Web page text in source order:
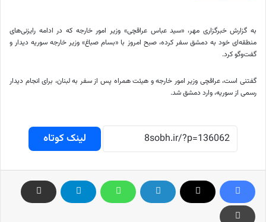
به گزارش خبرگزاری مهر، «سید عباس عراقچی» وزیر امور خارجه که در ادامه رایزنی‌های
منطقه‌ای خود به دمشق سفر کرده، صبح امروز با «بسام صباغ» وزیر خارجه سوریه دیدار و
گفت‌وگو کرد.
گفتنی است، عراقچی وزیر امور خارجه و هیئت همراه پس از سفر به لبنان، برای انجام دیدار
رسمی از سوریه، وارد دمشق شد.
لینک کوتاه